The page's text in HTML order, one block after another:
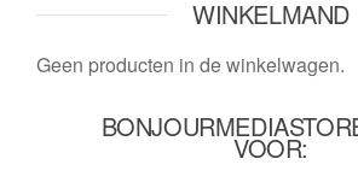
WINKELMAND
Geen producten in de winkelwagen.
VOOR: